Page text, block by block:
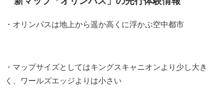
・オリンパスは地上から遥か高くに浮かぶ空中都市
・マップサイズとしてはキングスキャニオンより少し大き
く、ワールズエッジよりは小さい